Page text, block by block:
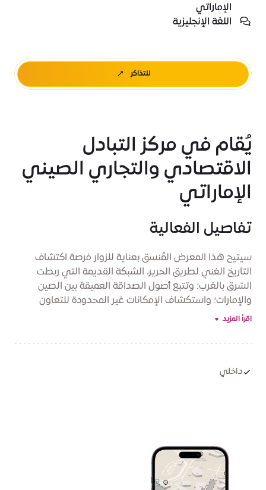
الإماراتي
اللغة الإنجليزية
للتذاكر
يُقام في مركز التبادل
الاقتصادي والتجاري الصيني
الإماراتي
تفاصيل الفعالية
سيتيح هذا المعرض المُنسق بعناية للزوار فرصة اكتشاف
التاريخ الغني لطريق الحرير، الشبكة القديمة التي ربطت
الشرق بالغرب؛ وتتبع أصول الصداقة العميقة بين الصين
والإمارات؛ واستكشاف الإمكانات غير المحدودة للتعاون
المستقبلي.
اقرأ المزيد
داخلي